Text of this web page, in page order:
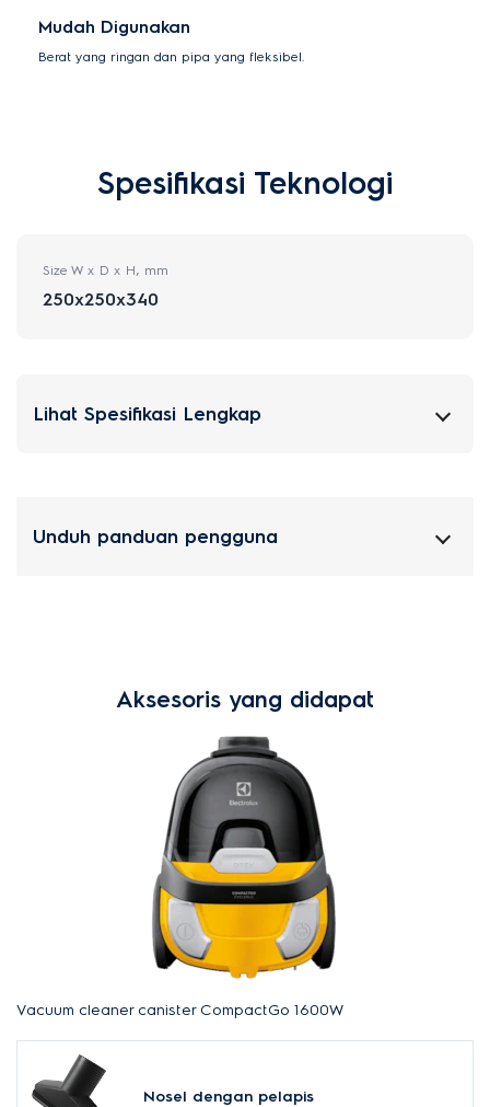
Mudah Digunakan
Berat yang ringan dan pipa yang fleksibel.
Spesifikasi Teknologi
Size W x D x H, mm
250x250x340
Lihat Spesifikasi Lengkap
Unduh panduan pengguna
Aksesoris yang didapat
Vacuum cleaner canister CompactGo 1600W
Nosel dengan pelapis